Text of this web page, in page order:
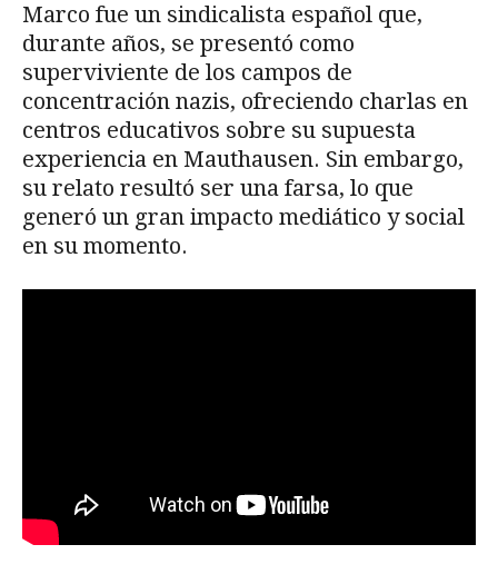
Marco fue un sindicalista español que,
durante años, se presentó como
superviviente de los campos de
concentración nazis, ofreciendo charlas en
centros educativos sobre su supuesta
experiencia en Mauthausen. Sin embargo,
su relato resultó ser una farsa, lo que
generó un gran impacto mediático y social
en su momento.